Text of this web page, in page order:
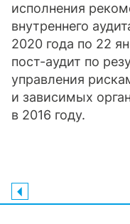
исполнения
внутреннего
2020 года по 22
пост-аудит по
управления
и зависимых
в 2016 году.